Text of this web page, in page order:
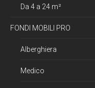
Da 4 a 24 m²
FONDI MOBILI PRO
Alberghiera
Medico